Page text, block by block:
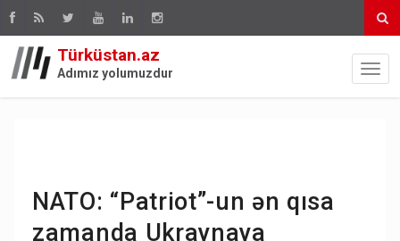
Türküstan.az
Adımız yolumuzdur
NATO: “Patriot”-un ən qısa
zamanda Ukraynaya